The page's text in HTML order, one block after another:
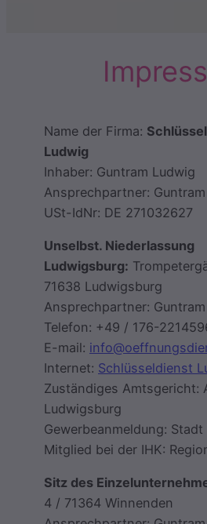
Name der Firma:
Ludwig
Inhaber: Guntram Ludwig
Ansprechpartner:
USt-IdNr: DE 271032627
Unselbst. Niederlassung
Ludwigsburg:
71638 Ludwigsburg
Ansprechpartner:
Telefon: +49 / 176-
E-mail:
Internet: Schlüsseldienst
Zuständiges Amtsgericht:
Ludwigsburg
Gewerbeanmeldung:
Mitglied bei der IHK:
Sitz des
4 / 71364 Winnenden